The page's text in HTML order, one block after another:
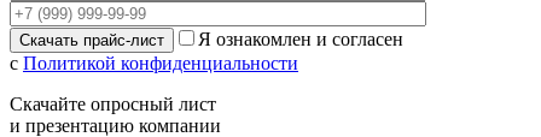
Я ознакомлен и согласен
с Политикой конфиденциальности
Скачайте опросный лист
и презентацию компании